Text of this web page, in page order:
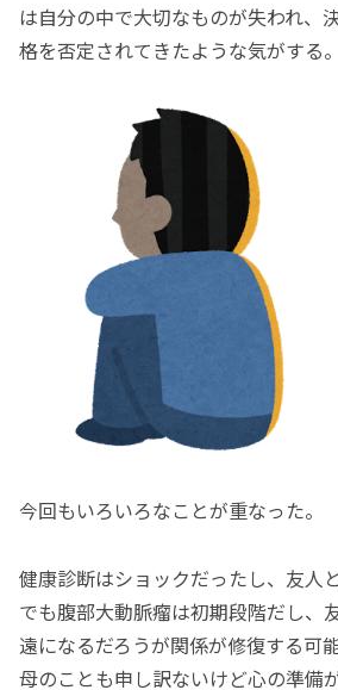
は自分の中で大切なものが失われ、
格を否定されてきたような気がする。
今回もいろいろなことが重なった。
健康診断はショックだったし、友人
でも腹部大動脈瘤は初期段階だし、
遠になるだろうが関係が修復する可
母のことも申し訳ないけど心の準備